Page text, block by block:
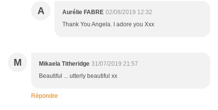
A Aurélie FABRE 02/08/2019 12:32
Thank You Angela. I adore you Xxx
M Mikaela Titheridge 31/07/2019 21:57
Beautiful ... utterly beautiful xx
Répondre